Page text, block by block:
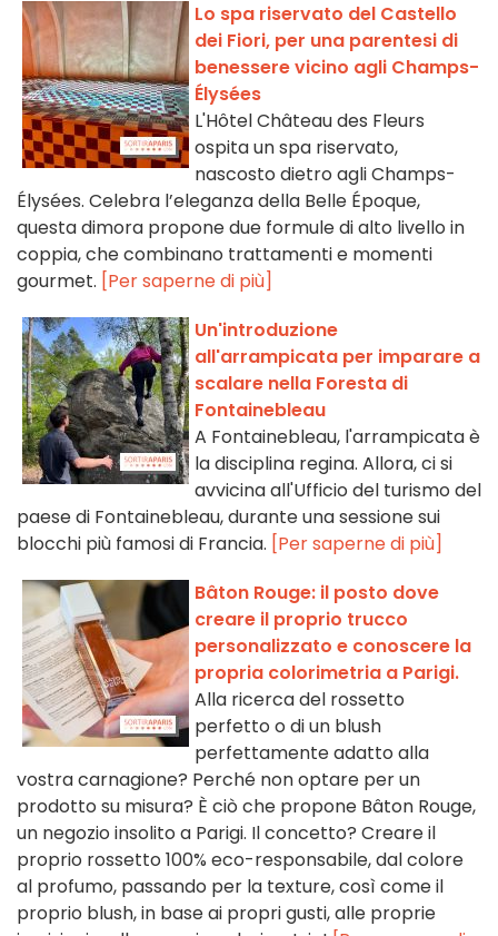
Lo spa riservato del Castello
dei Fiori, per una parentesi di
benessere vicino agli Champs-
Élysées
L'Hôtel Château des Fleurs
ospita un spa riservato,
nascosto dietro agli Champs-
Élysées. Celebra l’eleganza della Belle Époque,
questa dimora propone due formule di alto livello in
coppia, che combinano trattamenti e momenti
gourmet. [Per saperne di più]
Un'introduzione
all'arrampicata per imparare a
scalare nella Foresta di
Fontainebleau
A Fontainebleau, l'arrampicata è
la disciplina regina. Allora, ci si
avvicina all'Ufficio del turismo del
paese di Fontainebleau, durante una sessione sui
blocchi più famosi di Francia. [Per saperne di più]
Bâton Rouge: il posto dove
creare il proprio trucco
personalizzato e conoscere la
propria colorimetria a Parigi.
Alla ricerca del rossetto
perfetto o di un blush
perfettamente adatto alla
vostra carnagione? Perché non optare per un
prodotto su misura? È ciò che propone Bâton Rouge,
un negozio insolito a Parigi. Il concetto? Creare il
proprio rossetto 100% eco-responsabile, dal colore
al profumo, passando per la texture, così come il
proprio blush, in base ai propri gusti, alle proprie